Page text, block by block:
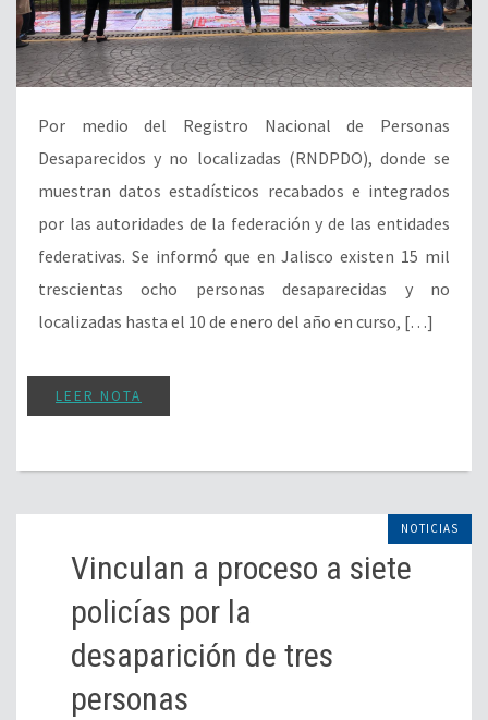
Por medio del Registro Nacional de Personas
Desaparecidos y no localizadas (RNDPDO), donde se
muestran datos estadísticos recabados e integrados
por las autoridades de la federación y de las entidades
federativas. Se informó que en Jalisco existen 15 mil
trescientas ocho personas desaparecidas y no
localizadas hasta el 10 de enero del año en curso, […]
LEER NOTA
NOTICIAS
Vinculan a proceso a siete
policías por la
desaparición de tres
personas